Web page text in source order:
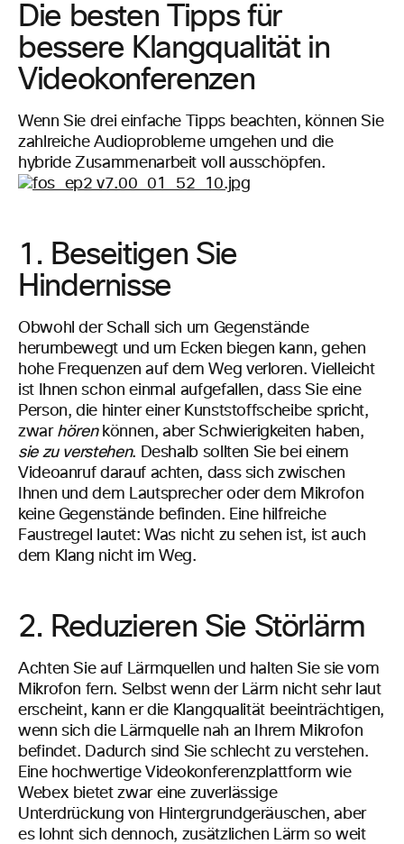
Die besten Tipps für
bessere Klangqualität in
Videokonferenzen
Wenn Sie drei einfache Tipps beachten, können Sie
zahlreiche Audioprobleme umgehen und die
hybride Zusammenarbeit voll ausschöpfen.
1. Beseitigen Sie
Hindernisse
Obwohl der Schall sich um Gegenstände
herumbewegt und um Ecken biegen kann, gehen
hohe Frequenzen auf dem Weg verloren. Vielleicht
ist Ihnen schon einmal aufgefallen, dass Sie eine
Person, die hinter einer Kunststoffscheibe spricht,
zwar hören können, aber Schwierigkeiten haben,
sie zu verstehen. Deshalb sollten Sie bei einem
Videoanruf darauf achten, dass sich zwischen
Ihnen und dem Lautsprecher oder dem Mikrofon
keine Gegenstände befinden. Eine hilfreiche
Faustregel lautet: Was nicht zu sehen ist, ist auch
dem Klang nicht im Weg.
2. Reduzieren Sie Störlärm
Achten Sie auf Lärmquellen und halten Sie sie vom
Mikrofon fern. Selbst wenn der Lärm nicht sehr laut
erscheint, kann er die Klangqualität beeinträchtigen,
wenn sich die Lärmquelle nah an Ihrem Mikrofon
befindet. Dadurch sind Sie schlecht zu verstehen.
Eine hochwertige Videokonferenzplattform wie
Webex bietet zwar eine zuverlässige
Unterdrückung von Hintergrundgeräuschen, aber
es lohnt sich dennoch, zusätzlichen Lärm so weit